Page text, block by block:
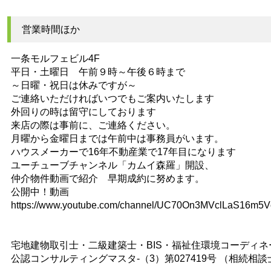
営業時間ほか
一条モルフェビル4F
平日・土曜日 午前９時～午後６時まで
～日曜・祝日は休みですが～
ご連絡いただければいつでもご案内いたします
外回りの時は留守にしております
来店の際は事前に、ご連絡ください。
月曜から金曜日までは午前中は事務員がいます。
ハウスメーカーで16年不動産業で17年目になります
ユーチューブチャンネル「カムイ森羅」開設、
仲介物件動画で紹介 早期成約に努めます。
公開中！動画
https://www.youtube.com/channel/
宅地建物取引士・二級建築士・BIS・福祉住環境コーディネ
公認コンサルティングマスタ-（3）第027419号 （相続相談